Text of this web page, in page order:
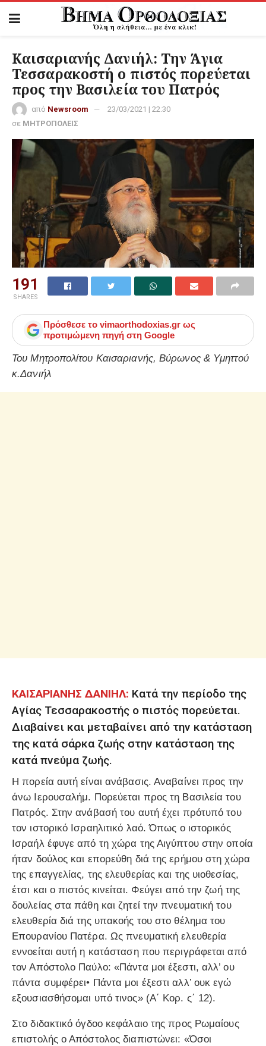
Καισαριανής Δανιήλ: Την Άγια
Τεσσαρακοστή ο πιστός πορεύεται
προς την Βασιλεία του Πατρός
από Newsroom
23/03/2021 | 22:30
σε ΜΗΤΡΟΠΟΛΕΙΣ
191
SHARES
Πρόσθεσε το vimaorthodoxias.gr ως
προτιμώμενη πηγή στη Google
Του Μητροπολίτου Καισαριανής, Βύρωνος & Υμηττού
κ.Δανιήλ
ΚΑΙΣΑΡΙΑΝΗΣ ΔΑΝΙΗΛ: Κατά την περίοδο της
Αγίας Τεσσαρακοστής ο πιστός πορεύεται.
Διαβαίνει και μεταβαίνει από την κατάσταση
της κατά σάρκα ζωής στην κατάσταση της
κατά πνεύμα ζωής.
Η πορεία αυτή είναι ανάβασις. Αναβαίνει προς την
άνω Ιερουσαλήμ. Πορεύεται προς τη Βασιλεία του
Πατρός. Στην ανάβασή του αυτή έχει πρότυπό του
τον ιστορικό Ισραηλιτικό λαό. Όπως ο ιστορικός
Ισραήλ έφυγε από τη χώρα της Αιγύπτου στην οποία
ήταν δούλος και επορεύθη διά της ερήμου στη χώρα
της επαγγελίας, της ελευθερίας και της υιοθεσίας,
έτσι και ο πιστός κινείται. Φεύγει από την ζωή της
δουλείας στα πάθη και ζητεί την πνευματική του
ελευθερία διά της υπακοής του στο θέλημα του
Επουρανίου Πατέρα. Ως πνευματική ελευθερία
εννοείται αυτή η κατάσταση που περιγράφεται από
τον Απόστολο Παύλο: «Πάντα μοι έξεστι, αλλ’ ου
πάντα συμφέρει• Πάντα μοι έξεστι αλλ’ ουκ εγώ
εξουσιασθήσομαι υπό τινος» (Α΄ Κορ. ς΄ 12).
Στο διδακτικό όγδοο κεφάλαιο της προς Ρωμαίους
επιστολής ο Απόστολος διαπιστώνει: «Όσοι